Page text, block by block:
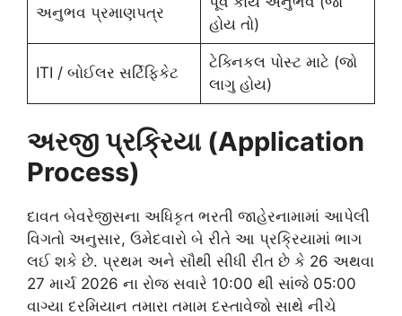
અનુભવ પ્રમાણપત્ર
હોય તો)
ITI / બોઈલર સર્ટિફિકેટ
ટેક્નિકલ પોસ્ટ માટે (જો
લાગુ હોય)
અરજી પ્રક્રિયા (Application
Process)
દાવત બેવરેજીસના અધિકૃત ભરતી જાહેરનામામાં આપેલી
વિગતો અનુસાર, ઉમેદવારો બે રીતે આ પ્રક્રિયામાં ભાગ
લઈ શકે છે. પ્રથમ અને સૌથી સીધી રીત છે કે 26 અથવા
27 માર્ચ 2026 ના રોજ સવારે 10:00 થી સાંજે 05:00
વાગ્યા દરમિયાન તમારા તમામ દસ્તાવેજો સાથે નીચે